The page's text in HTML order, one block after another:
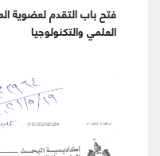
فتح باب التقدم لعضوية
العلمي والتكنولوجيا